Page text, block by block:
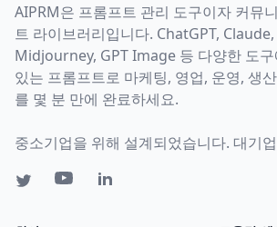
AIPRM은 프롬프트 관리 도구이자 커뮤
트 라이브러리입니다. ChatGPT,
Midjourney, GPT Image 등 다양한 도
있는 프롬프트로 마케팅, 영업, 운영, 생
를 몇 분 만에 완료하세요.
중소기업을 위해 설계되었습니다. 대기